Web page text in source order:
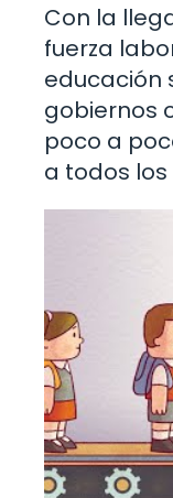
Con la
fuerza
educación
gobiernos
poco a
a todos los